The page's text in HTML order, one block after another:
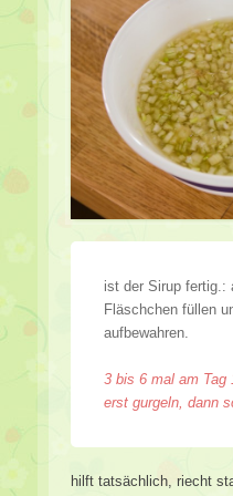
ist der Sirup fertig.:
Fläschchen füllen
aufbewahren.
3 bis 6 mal am Tag
erst gurgeln, dann
hilft tatsächlich, riecht